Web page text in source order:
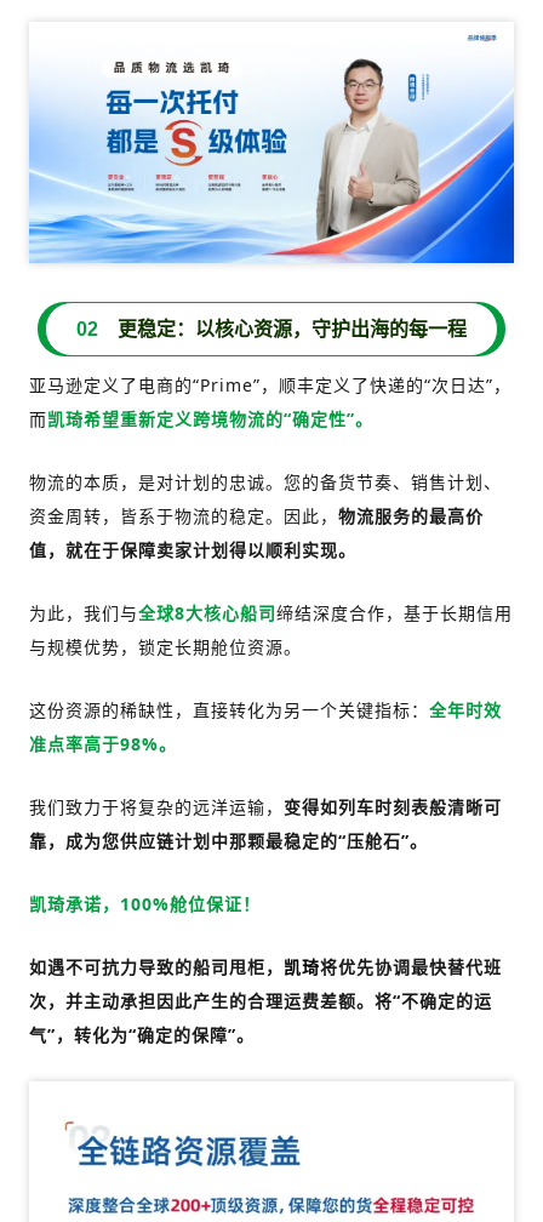
02 更稳定：以核心资源，守护出海的每一程
亚马逊定义了电商的“Prime”，顺丰定义了快递的“次日达”，
而凯琦希望重新定义跨境物流的“确定性”。
物流的本质，是对计划的忠诚。您的备货节奏、销售计划、
资金周转，皆系于物流的稳定。因此， 物流服务的最高价
值，就在于保障卖家计划得以顺利实现。
为此，我们与全球8大核心船司缔结深度合作，基于长期信用
与规模优势，锁定长期舱位资源。
这份资源的稀缺性，直接转化为另一个关键指标： 全年时效
准点率高于98%。
我们致力于将复杂的远洋运输， 变得如列车时刻表般清晰可
靠，成为您供应链计划中那颗最稳定的“压舱石”。
凯琦承诺，100%舱位保证！
如遇不可抗力导致的船司甩柜， 凯琦将优先协调最快替代班
次，并主动承担因此产生的合理运费差额。将“不确定的运
气”，转化为“确定的保障”。